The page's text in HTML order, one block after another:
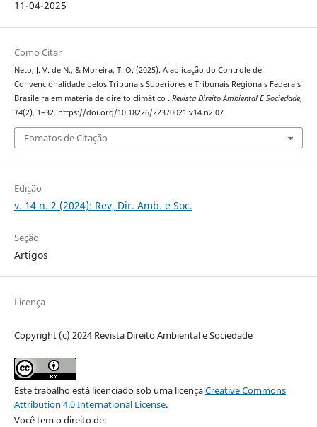
11-04-2025
Como Citar
Neto, J. V. de N., & Moreira, T. O. (2025). A aplicação do Controle de
Convencionalidade pelos Tribunais Superiores e Tribunais Regionais Federais
Brasileira em matéria de direito climático . Revista Direito Ambiental E Sociedade,
14(2), 1–32. https://doi.org/10.18226/22370021.v14.n2.07
Fomatos de Citação
Edição
v. 14 n. 2 (2024): Rev, Dir. Amb. e Soc.
Seção
Artigos
Licença
Copyright (c) 2024 Revista Direito Ambiental e Sociedade
Este trabalho está licenciado sob uma licençaCreative Commons
Attribution 4.0 International License.
Você tem o direito de: